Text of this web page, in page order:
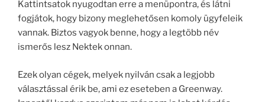
Kattintsatok nyugodtan erre a menüpontra, és látni
fogjátok, hogy bizony meglehetősen komoly ügyfeleik
vannak. Biztos vagyok benne, hogy a legtöbb név
ismerős lesz Nektek onnan.
Ezek olyan cégek, melyek nyilván csak a legjobb
választással érik be, ami ez eseteben a Greenway.